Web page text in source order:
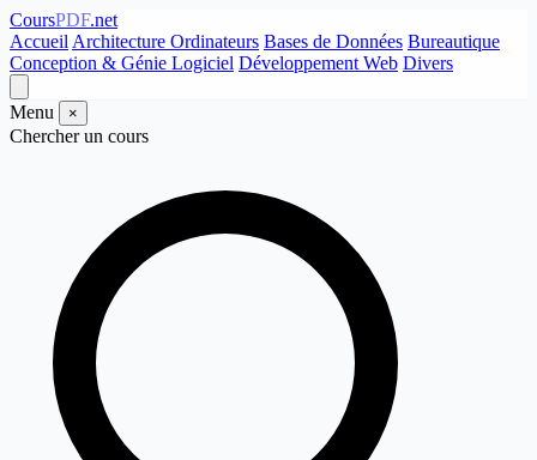
CoursPDF.net
Accueil Architecture Ordinateurs Bases de Données Bureautique
Conception & Génie Logiciel Développement Web Divers
Menu ×
Chercher un cours